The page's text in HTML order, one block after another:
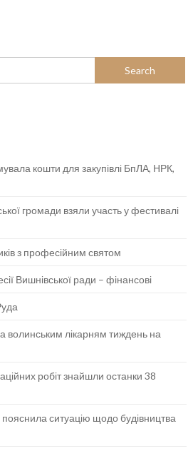
кошти для закупівлі БпЛА, НРК,
громади взяли участь у фестивалі
з професійним святом
Вишнівської ради – фінансові
лікарням тиждень на
робіт знайшли останки 38
ситуацію щодо будівництва